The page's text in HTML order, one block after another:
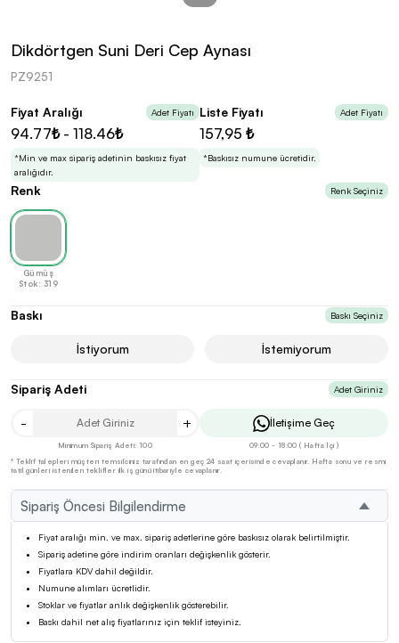
kolayca belirleyebilirsin.
En Uygun Fiyatlarla
Teklif Al!
3 Promozone’da bulduktan sonra, uzman ekibimiz
sadece sitemiz üzerinden teklif almanı bekliyor.
Dikdörtgen Suni Deri Cep Aynası
PZ9251
Fiyat Aralığı Adet Fiyatı
94.77₺ - 118.46₺
*Min ve max sipariş adetinin baskısız fiyat
aralığıdır.
Liste Fiyatı Adet Fiyatı
157,95 ₺
*Baskısız numune ücretidir.
Sipariş Öncesi Bilgilendirme
Fiyat aralığı min. ve max. sipariş adetlerine göre baskısız olarak belirtilmiştir.
Sipariş adetine göre indirim oranları değişkenlik gösterir.
Fiyatlara KDV dahil değildir.
Numune alımları ücretlidir.
Stoklar ve fiyatlar anlık değişkenlik gösterebilir.
Baskı dahil net alış fiyatlarınız için teklif isteyiniz.
Renk Renk Seçiniz
Gümüş
Stok: 319
Baskı Baskı Seçiniz
İstiyorum İstemiyorum
Sipariş Adeti Adet Giriniz
- +
Minimum Sipariş Adeti: 100
İletişime Geç
09:00 - 18:00 ( Hafta İçi )
* Teklif talepleri müşteri temsilciniz tarafından en geç 24 saat içerisinde cevaplanır. Hafta sonu ve resmi
tatil günleri istenilen teklifler ilk iş günü itibariyle cevaplanır.